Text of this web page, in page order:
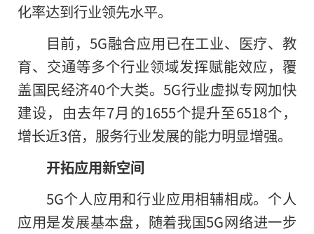
化率达到行业领先水平。
目前，5G融合应用已在工业、医疗、教
育、交通等多个行业领域发挥赋能效应，覆
盖国民经济40个大类。5G行业虚拟专网加快
建设，由去年7月的1655个提升至6518个，
增长近3倍，服务行业发展的能力明显增强。
开拓应用新空间
5G个人应用和行业应用相辅相成。个人
应用是发展基本盘，随着我国5G网络进一步